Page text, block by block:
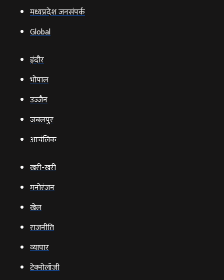
मध्यप्रदेश जनसंपर्क
Global
इंदौर
भोपाल
उज्‍जैन
जबलपुर
आचंलिक
खरी-खरी
मनोरंजन
खेल
राजनीति
व्‍यापार
टेक्‍नोलॉजी